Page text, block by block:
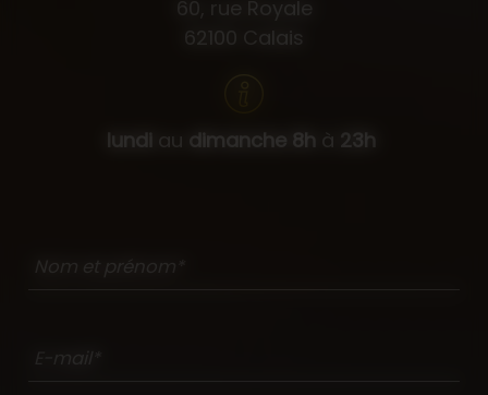
60, rue Royale
62100 Calais
lundi au dimanche 8h à 23h
Nom et prénom*
E-mail*